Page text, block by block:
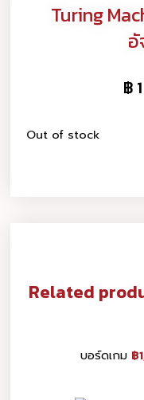
Turing
อั
฿
Out of stock
Related
บอร์ดเกม ฿